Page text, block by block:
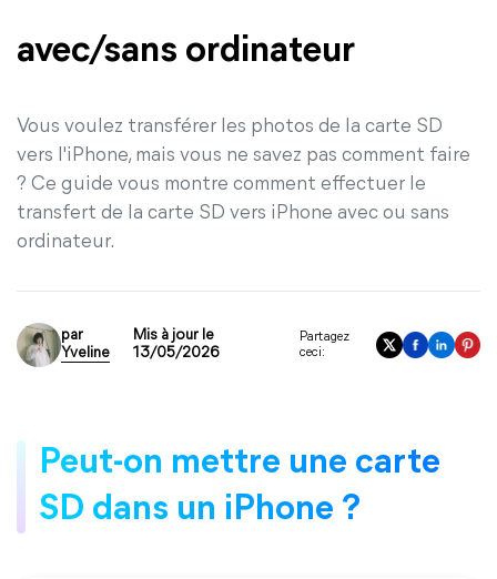
avec/sans ordinateur
Vous voulez transférer les photos de la carte SD
vers l'iPhone, mais vous ne savez pas comment faire
? Ce guide vous montre comment effectuer le
transfert de la carte SD vers iPhone avec ou sans
ordinateur.
par
Yveline
Mis à jour le
13/05/2026
Partagez
ceci:
Peut-on mettre une carte
SD dans un iPhone ?